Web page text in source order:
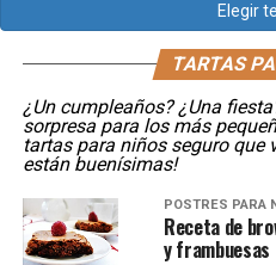
Elegir
TARTAS
¿Un cumpleaños? ¿Una
sorpresa para los más
tartas para niños seguro que
están buenísimas!
POSTRES PARA
Receta de
y frambuesas